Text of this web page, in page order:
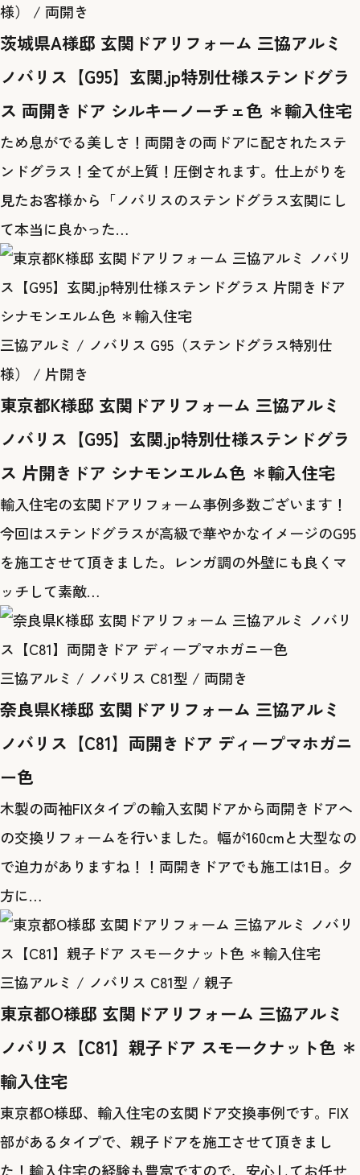
様） / 両開き
茨城県A様邸 玄関ドアリフォーム 三協アルミ
ノバリス【G95】玄関.jp特別仕様ステンドグラ
ス 両開きドア シルキーノーチェ色 ＊輸入住宅
ため息がでる美しさ！両開きの両ドアに配されたステ
ンドグラス！全てが上質！圧倒されます。仕上がりを
見たお客様から「ノバリスのステンドグラス玄関にし
て本当に良かった…
三協アルミ / ノバリス G95（ステンドグラス特別仕
様） / 片開き
東京都K様邸 玄関ドアリフォーム 三協アルミ
ノバリス【G95】玄関.jp特別仕様ステンドグラ
ス 片開きドア シナモンエルム色 ＊輸入住宅
輸入住宅の玄関ドアリフォーム事例多数ございます！
今回はステンドグラスが高級で華やかなイメージのG95
を施工させて頂きました。レンガ調の外壁にも良くマ
ッチして素敵…
三協アルミ / ノバリス C81型 / 両開き
奈良県K様邸 玄関ドアリフォーム 三協アルミ
ノバリス【C81】両開きドア ディープマホガニ
ー色
木製の両袖FIXタイプの輸入玄関ドアから両開きドアへ
の交換リフォームを行いました。幅が160cmと大型なの
で迫力がありますね！！両開きドアでも施工は1日。夕
方に…
三協アルミ / ノバリス C81型 / 親子
東京都O様邸 玄関ドアリフォーム 三協アルミ
ノバリス【C81】親子ドア スモークナット色 ＊
輸入住宅
東京都O様邸、輸入住宅の玄関ドア交換事例です。FIX
部があるタイプで、親子ドアを施工させて頂きまし
た！輸入住宅の経験も豊富ですので、安心してお任せ